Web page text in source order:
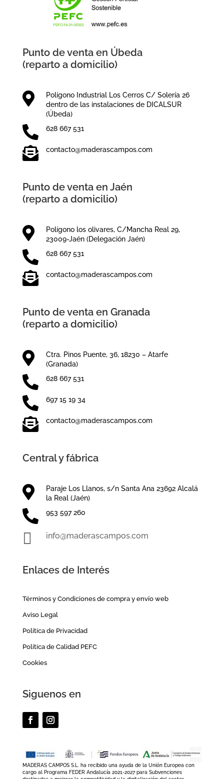
Punto de venta en Úbeda
(reparto a domicilio)

Polígono Industrial Los Cerros C/ Solería 26
dentro de las instalaciones de DICALSUR
(Úbeda)
 628 667 531
 contacto@maderascampos.com
Punto de venta en Jaén
(reparto a domicilio)

Polígono los olivares, C/Mancha Real 29,
23009-Jaén (Delegación Jaén)
 628 667 531
 contacto@maderascampos.com
Punto de venta en Granada
(reparto a domicilio)

Ctra. Pinos Puente, 36, 18230 – Atarfe
(Granada)
 628 667 531
 697 15 19 34
 contacto@maderascampos.com
Central y fábrica

Paraje Los Llanos, s/n Santa Ana 23692 Alcalá
la Real (Jaén)
 953 597 260
 info@maderascampos.com
Enlaces de Interés
Términos y Condiciones de compra y envío web
Aviso Legal
Política de Privacidad
Política de Calidad PEFC
Cookies
Siguenos en
MADERAS CAMPOS S.L. ha recibido una ayuda de la Unión Europea con
cargo al Programa FEDER Andalucía 2021-2027 para Subvenciones